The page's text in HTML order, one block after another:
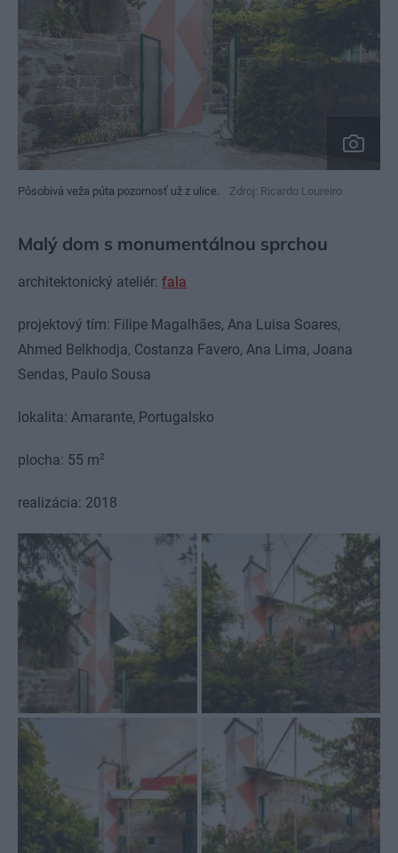
Pôsobivá veža púta pozornosť už z ulice. Zdroj: Ricardo Loureiro
Malý dom s monumentálnou sprchou
architektonický ateliér: fala
projektový tím: Filipe Magalhães, Ana Luisa Soares,
Ahmed Belkhodja, Costanza Favero, Ana Lima, Joana
Sendas, Paulo Sousa
lokalita: Amarante, Portugalsko
plocha: 55 m2
realizácia: 2018